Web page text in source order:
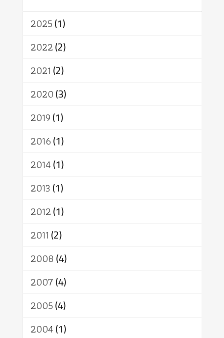
จักร
การแยกรัฐกับศาสนา
ธรรมชาติ
เทคโนโลยี
สิทธิ
พุทธบริษัท
อัตถะ
เทวดา
2025(1)
2022(2)
2021 (2)
2020(3)
2019(1)
2016(1)
2014(1)
2013 (1)
2012(1)
2011 (2)
2008 (4)
2007(4)
2005(4)
2004(1)